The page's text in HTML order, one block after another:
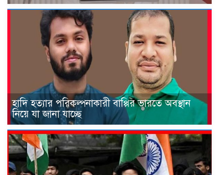
হাদি হত্যার পরিকল্পনাকারী বাপ্পির ভারতে অবস্থান
নিয়ে যা জানা যাচ্ছে